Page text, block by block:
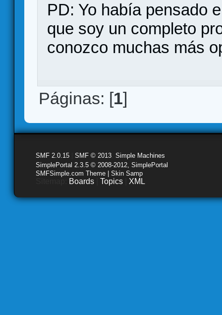
PD: Yo había pensado
que soy un completo
conozco muchas más
Páginas: [1]
SMF 2.0.15 SMF © 2013 Simple Machines
SimplePortal 2.3.5 © 2008-2012, SimplePortal
SMFSimple.com Theme | Skin Samp
Boards Topics XML